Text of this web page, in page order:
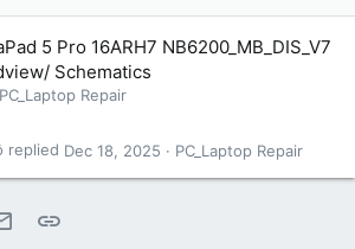
5 Pro 16ARH7 NB6200_MB_DIS_V7
Schematics
PC_Laptop Repair
PC_Laptop Repair
Dec 18, 2025
Email